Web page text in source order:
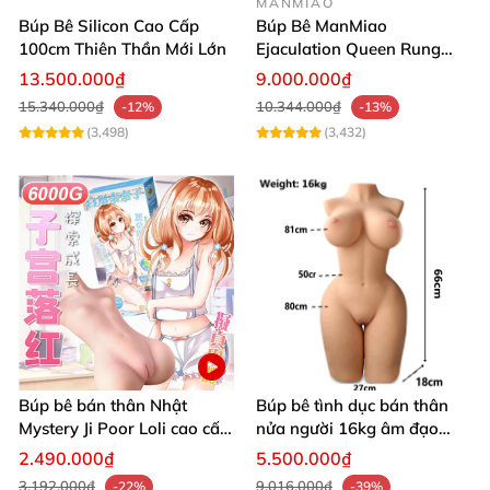
trường.
Búp Bê Silicon Cao Cấp
100cm Thiên Thần Mới Lớn
13.500.000₫
15.340.000₫
-12%
(3,498)
Búp Bê ManMiao
Ejaculation Queen Rung
Cảm Biến Sưởi Ấm Xuất
9.000.000₫
10.344.000₫
-13%
(3,432)
Búp bê bán thân Nhật
Mystery Ji Poor Loli cao cấp
6kg
2.490.000₫
3.192.000₫ -22%
Búp bê tình dục bán thân
nửa người 16kg âm đạo
silicon khít hồng có khung
5.500.000₫
9.016.000₫ -39%